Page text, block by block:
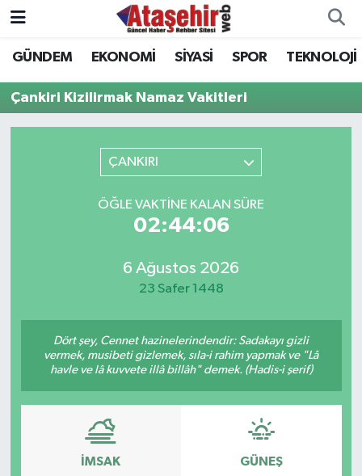
GÜNDEM EKONOMİ SİYASİ SPOR TEKNOLOJİ
Çankiri Kizilirmak Namaz Vakitleri
ÇANKIRI
ÖĞLE VAKTINE KALAN SÜRE
02:44:06
6 Ağustos 2026
23 Safer 1448
Dört şey, Cennet hazinelerindendir: Sadakayı gizli
vermek, musibeti gizlemek, sıla-i rahim yapmak ve "Lâ
havle ve lâ kuvvete illâ billâh" demek. (Hadis-i şerif)
İMSAK GÜNEŞ
Hava Durumu
Trafik Durumu
Son Dakika Haberleri